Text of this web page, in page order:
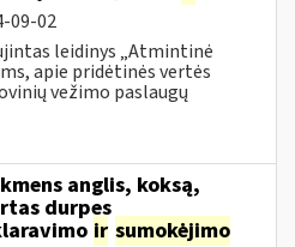
09-02
leidinys „Atmintinė
apie pridėtinės vertės
vežimo paslaugų
anglis, koksą,
durpes
ir sumokėjimo